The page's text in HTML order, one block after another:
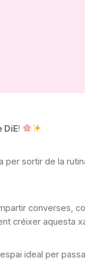
DiE!
sortir de la
converses,
créixer aquesta
espai ideal per